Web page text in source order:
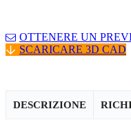
OTTENERE UN
SCARICARE 3D CAD
DESCRIZIONE